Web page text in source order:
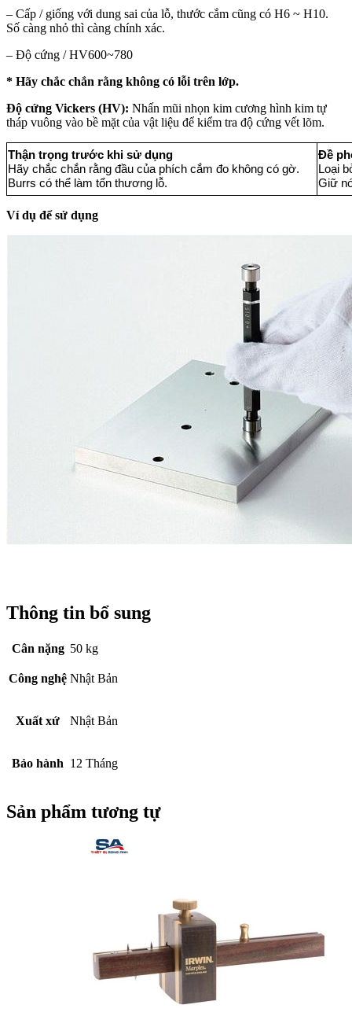
– Cấp / giống với dung sai của lỗ, thước cắm cũng có H6 ~ H10.
Số càng nhỏ thì càng chính xác.
– Độ cứng / HV600~780
* Hãy chắc chắn rằng không có lỗi trên lớp.
Độ cứng Vickers (HV): Nhấn mũi nhọn kim cương hình kim tự
tháp vuông vào bề mặt của vật liệu để kiểm tra độ cứng vết lõm.
Thận trọng trước khi sử dụng
Hãy chắc chắn rằng đầu của phích cắm đo không có gờ.
Burrs có thể làm tổn thương lỗ.
Đề
Loại
Giữ
Ví dụ để sử dụng
Thông tin bổ sung
Cân nặng 50 kg
Công nghệ Nhật Bản
Xuất xứ Nhật Bản
Bảo hành 12 Tháng
Sản phẩm tương tự